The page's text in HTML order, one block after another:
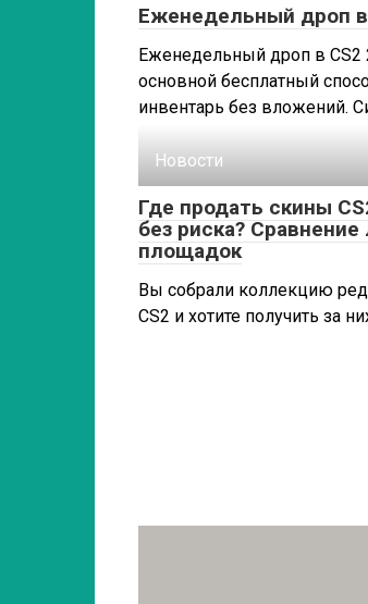
Еженедельный дроп в
Еженедельный дроп в CS2
основной бесплатный
инвентарь без вложений.
Новости
Где продать скины
без риска?
площадок
Вы собрали коллекцию
CS2 и хотите получить за